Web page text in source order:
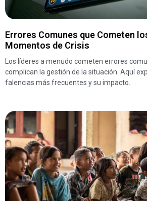
Errores Comunes que Cometen
Momentos de Crisis
Los líderes a menudo cometen errores
complican la gestión de la situación. Aquí
falencias más frecuentes y su impacto.